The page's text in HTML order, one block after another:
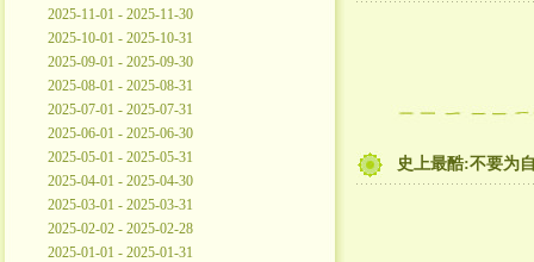
2025-11-01 - 2025-11-30
2025-10-01 - 2025-10-31
2025-09-01 - 2025-09-30
2025-08-01 - 2025-08-31
2025-07-01 - 2025-07-31
2025-06-01 - 2025-06-30
2025-05-01 - 2025-05-31
2025-04-01 - 2025-04-30
2025-03-01 - 2025-03-31
2025-02-02 - 2025-02-28
2025-01-01 - 2025-01-31
史上最酷:不要为